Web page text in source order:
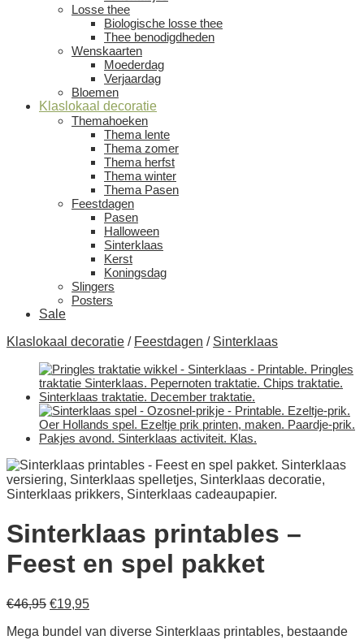
Losse thee
Biologische losse thee
Thee benodigdheden
Wenskaarten
Moederdag
Verjaardag
Bloemen
Klaslokaal decoratie
Themahoeken
Thema lente
Thema zomer
Thema herfst
Thema winter
Thema Pasen
Feestdagen
Pasen
Halloween
Sinterklaas
Kerst
Koningsdag
Slingers
Posters
Sale
Klaslokaal decoratie / Feestdagen / Sinterklaas
Sinterklaas printables –
Feest en spel pakket
€46,95 Oorspronkelijke
was:
€19,95Huidige
is:
Mega bundel van diverse Sinterklaas printables, bestaande